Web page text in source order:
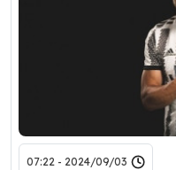
2024/09/03 - 07:22